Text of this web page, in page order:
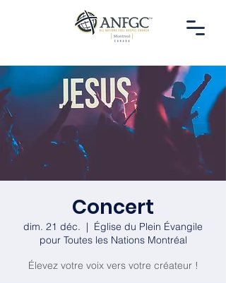
Concert
dim. 21 déc.
  |
Église du Plein Évangile
pour Toutes les Nations Montréal
Élevez votre voix vers votre créateur !